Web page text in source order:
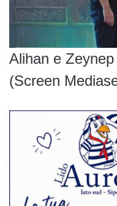
Alihan e
(Screen